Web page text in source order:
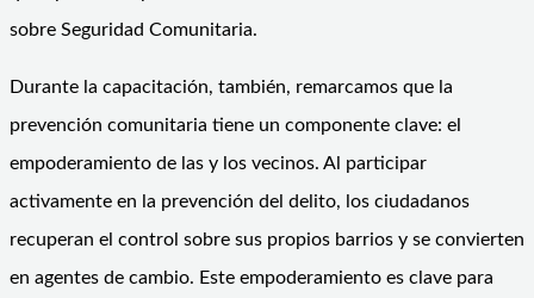
sobre Seguridad Comunitaria.
Durante la capacitación, también, remarcamos que la
prevención comunitaria tiene un componente clave: el
empoderamiento de las y los vecinos. Al participar
activamente en la prevención del delito, los ciudadanos
recuperan el control sobre sus propios barrios y se convierten
en agentes de cambio. Este empoderamiento es clave para